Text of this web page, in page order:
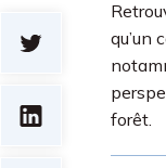
qu’un
forêt.